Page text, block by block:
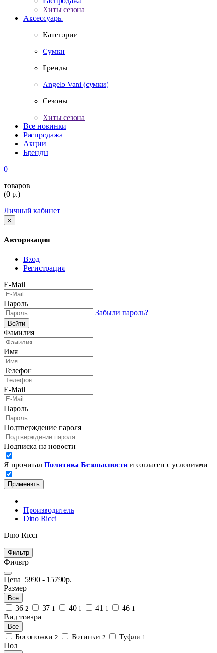
Хиты сезона
Аксессуары
Категории
Сумки
Бренды
Angelo Vani (сумки)
Сезоны
Хиты сезона
Все новинки
Распродажа
Акции
Бренды
0
товаров
(0 р.)
Личный кабинет
×
Авторизация
Вход
Регистрация
E-Mail
Пароль
Забыли пароль?
Войти
Фамилия
Имя
Телефон
E-Mail
Пароль
Подтверждение пароля
Подписка на новости
Я прочитал Политика Безопасности и согласен с условиями
Применить
Производитель
Dino Ricci
Dino Ricci
Фильтр
Фильтр
Цена 5990 - 15790р.
Размер
Все
36 2 37 1 40 1 41 1 46 1
Вид товара
Все
Босоножки 2 Ботинки 2 Туфли 1
Пол